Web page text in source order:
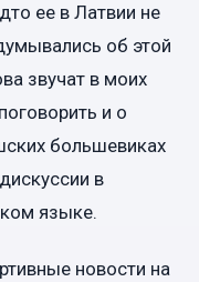
ее в Латвии не
об этой
звучат в моих
и о
большевиках
в
языке.
новости на